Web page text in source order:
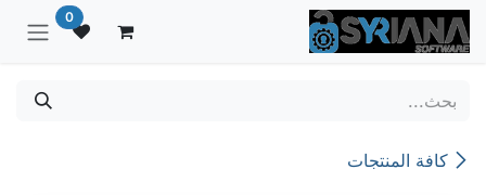
تخطي للذهاب إلى المحتوى 0
كافة المنتجات